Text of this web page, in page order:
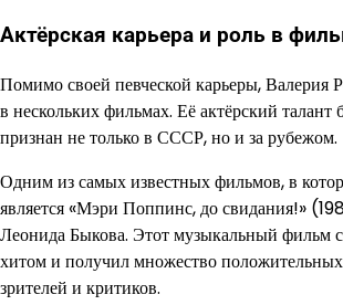
Актёрская карьера и роль в
Помимо своей певческой карьеры, Валерия
в нескольких фильмах. Её актёрский талант
признан не только в СССР, но и за рубежом.
Одним из самых известных фильмов, в
является «Мэри Поппинс, до свидания!»
Леонида Быкова. Этот музыкальный фильм
хитом и получил множество
зрителей и критиков.